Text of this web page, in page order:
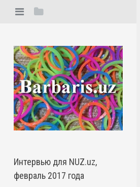
Интервью для NUZ.uz,
февраль 2017 года